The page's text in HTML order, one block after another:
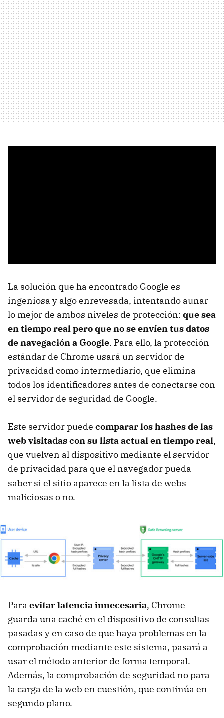
La solución que ha encontrado Google es
ingeniosa y algo enrevesada, intentando aunar
lo mejor de ambos niveles de protección: que sea
en tiempo real pero que no se envíen tus datos
de navegación a Google. Para ello, la protección
estándar de Chrome usará un servidor de
privacidad como intermediario, que elimina
todos los identificadores antes de conectarse con
el servidor de seguridad de Google.
Este servidor puede comparar los hashes de las
web visitadas con su lista actual en tiempo real,
que vuelven al dispositivo mediante el servidor
de privacidad para que el navegador pueda
saber si el sitio aparece en la lista de webs
maliciosas o no.
Para evitar latencia innecesaria, Chrome
guarda una caché en el dispositivo de consultas
pasadas y en caso de que haya problemas en la
comprobación mediante este sistema, pasará a
usar el método anterior de forma temporal.
Además, la comprobación de seguridad no para
la carga de la web en cuestión, que continúa en
segundo plano.